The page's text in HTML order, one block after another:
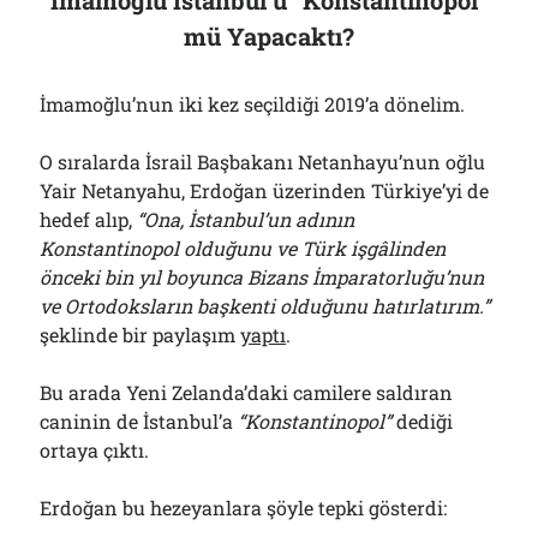
mü Yapacaktı?
İmamoğlu’nun iki kez seçildiği 2019’a dönelim.
O sıralarda İsrail Başbakanı Netanhayu’nun oğlu
Yair Netanyahu, Erdoğan üzerinden Türkiye’yi de
hedef alıp, “Ona, İstanbul’un adının
Konstantinopol olduğunu ve Türk işgâlinden
önceki bin yıl boyunca Bizans İmparatorluğu’nun
ve Ortodoksların başkenti olduğunu hatırlatırım.”
şeklinde bir paylaşımyaptı.
Bu arada Yeni Zelanda’daki camilere saldıran
caninin de İstanbul’a “Konstantinopol”dediği
ortaya çıktı.
Erdoğan bu hezeyanlara şöyle tepki gösterdi: